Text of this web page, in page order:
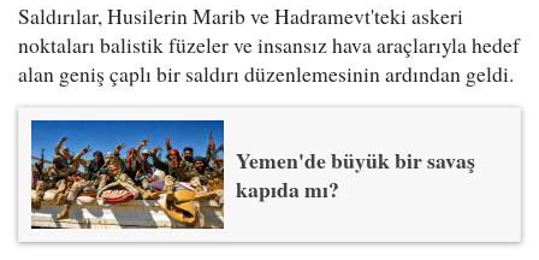
Saldırılar, Husilerin Marib ve Hadramevt'teki askeri
noktaları balistik füzeler ve insansız hava araçlarıyla hedef
alan geniş çaplı bir saldırı düzenlemesinin ardından geldi.
Yemen'de büyük bir savaş
kapıda mı?